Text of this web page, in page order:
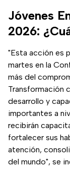
Jóvenes
2026:
"Esta acción es
martes en la
más del
Transformación
desarrollo y
importantes a
recibirán
fortalecer sus
atención,
del mundo", se